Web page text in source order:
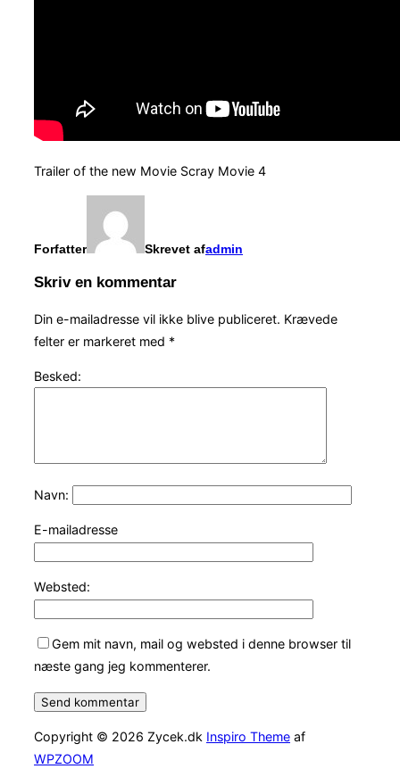
Trailer of the new Movie Scray Movie 4
Forfatter Skrevet afadmin
Skriv en kommentar
Din e-mailadresse vil ikke blive publiceret. Krævede
felter er markeret med *
Besked:
Navn:
E-mailadresse
Websted:
Gem mit navn, mail og websted i denne browser til
næste gang jeg kommenterer.
Copyright © 2026 Zycek.dk Inspiro Theme af
WPZOOM